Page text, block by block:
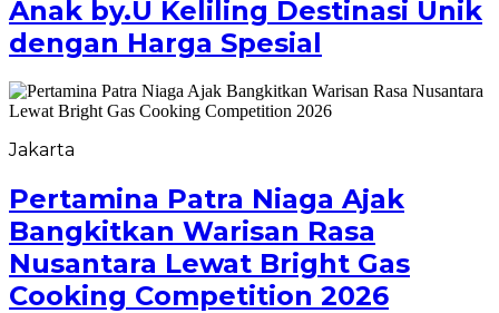
Anak by.U Keliling Destinasi Unik
dengan Harga Spesial
Jakarta
Pertamina Patra Niaga Ajak
Bangkitkan Warisan Rasa
Nusantara Lewat Bright Gas
Cooking Competition 2026